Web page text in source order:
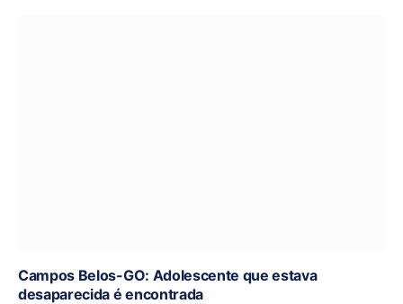
Campos Belos-GO: Adolescente que estava
desaparecida é encontrada